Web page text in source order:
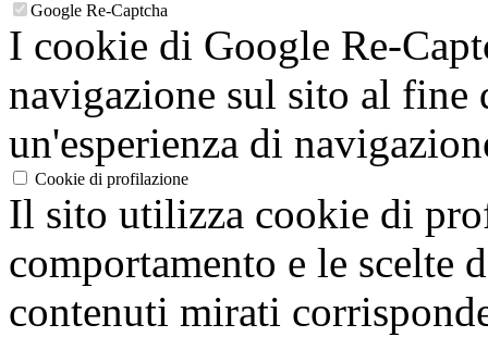
Google Re-Captcha
I cookie di Google Re-
navigazione sul sito al
un'esperienza di
Cookie di profilazione
Il sito utilizza cookie di
comportamento e le scelte
contenuti mirati